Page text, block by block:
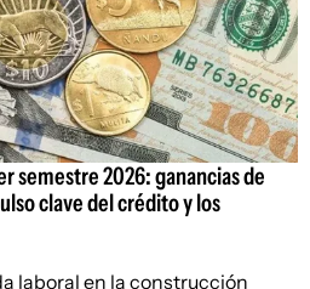
semestre 2026: ganancias de
clave del crédito y los